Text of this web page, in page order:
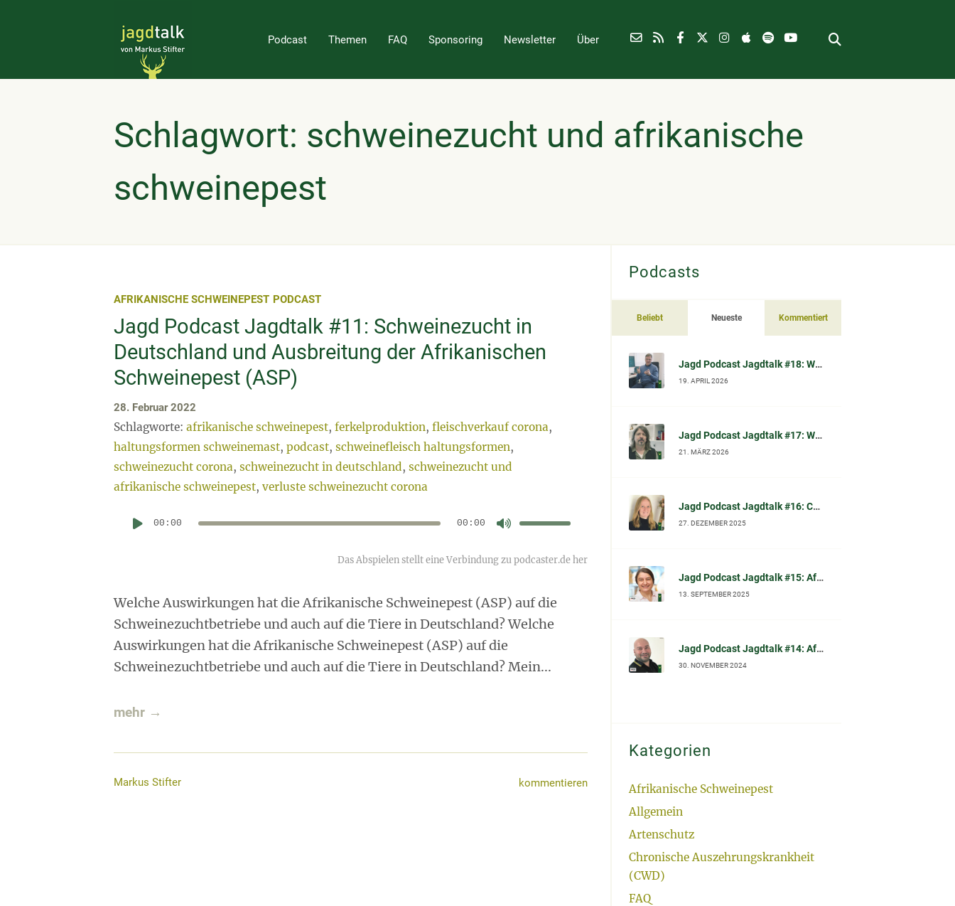
Podcast Themen FAQ Sponsoring Newsletter Über
Schlagwort: schweinezucht und afrikanische
schweinepest
AFRIKANISCHE SCHWEINEPEST PODCAST
Jagd Podcast Jagdtalk #11: Schweinezucht in
Deutschland und Ausbreitung der Afrikanischen
Schweinepest (ASP)
28. Februar 2022
Schlagworte: afrikanische schweinepest, ferkelproduktion, fleischverkauf corona,
haltungsformen schweinemast, podcast, schweinefleisch haltungsformen,
schweinezucht corona, schweinezucht in deutschland, schweinezucht und
afrikanische schweinepest, verluste schweinezucht corona
Audio-
00:00 00:00
benutzen,
zu
Welche Auswirkungen hat die Afrikanische Schweinepest (ASP) auf die
Schweinezuchtbetriebe und auch auf die Tiere in Deutschland? Welche
Auswirkungen hat die Afrikanische Schweinepest (ASP) auf die
Schweinezuchtbetriebe und auch auf die Tiere in Deutschland? Mein...
mehr →
kommentieren
Markus Stifter
Podcasts
Beliebt Neueste Kommentiert
Jagd Podcast Jagdtalk #18: Waschbär-Spulwurm (Baylisascaris procyonis) – Übertragung, Risiko, Vorsorge & Datenlage (im Gespräch mit Prof. Dr. Sven Klimpel)
19. APRIL 2026
Jagd Podcast Jagdtalk #17: Waschbär-Sterilisation in Kassel – wissenschaftliche Einordnung, Tierschutzfragen & Waschbär-Mythen (im Gespräch mit Dr. Norbert Peter)
21. MÄRZ 2026
Jagd Podcast Jagdtalk #16: Chronic Wasting Disease (CWD): Chronische Auszehrungskrankheit beim Schalenwild – Fakten, Symptome, Diagnose und was Jäger jetzt wissen sollten
27. DEZEMBER 2025
Jagd Podcast Jagdtalk #15: Afrikanische Schweinepest (ASP): Prof. Dr. Carola Sauter-Louis (FLI) im Gespräch
13. SEPTEMBER 2025
Jagd Podcast Jagdtalk #14: Afrikanische Schweinepest (ASP): Biosicherheit und effektive Desinfektion
30. NOVEMBER 2024
Kategorien
Afrikanische Schweinepest
Allgemein
Artenschutz
Chronische Auszehrungskrankheit
(CWD)
FAQ